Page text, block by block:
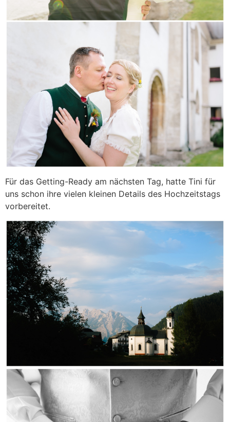
Für das Getting-Ready am nächsten Tag, hatte Tini für
uns schon ihre vielen kleinen Details des Hochzeitstags
vorbereitet.